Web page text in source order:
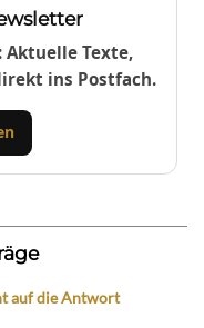
Texte,
ins Postfach.
auf die Antwort